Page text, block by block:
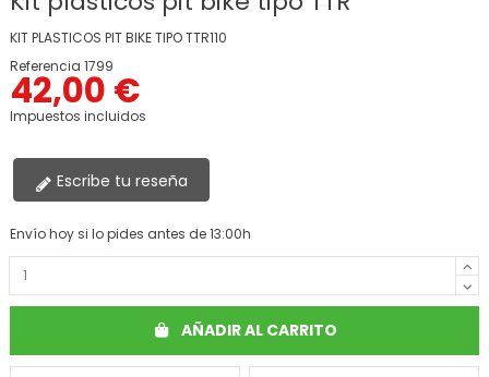
KIT PLASTICOS PIT BIKE TIPO TTR110
Referencia 1799
42,00 €
Impuestos incluidos
Escribe tu reseña
Envío hoy si lo pides antes de 13:00h
AÑADIR AL CARRITO